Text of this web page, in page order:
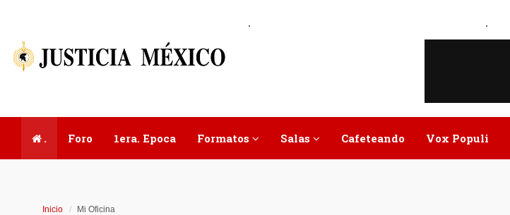
. .
. Foro 1era. Epoca Formatos Salas Cafeteando Vox Populi
Inicio Mi Oficina